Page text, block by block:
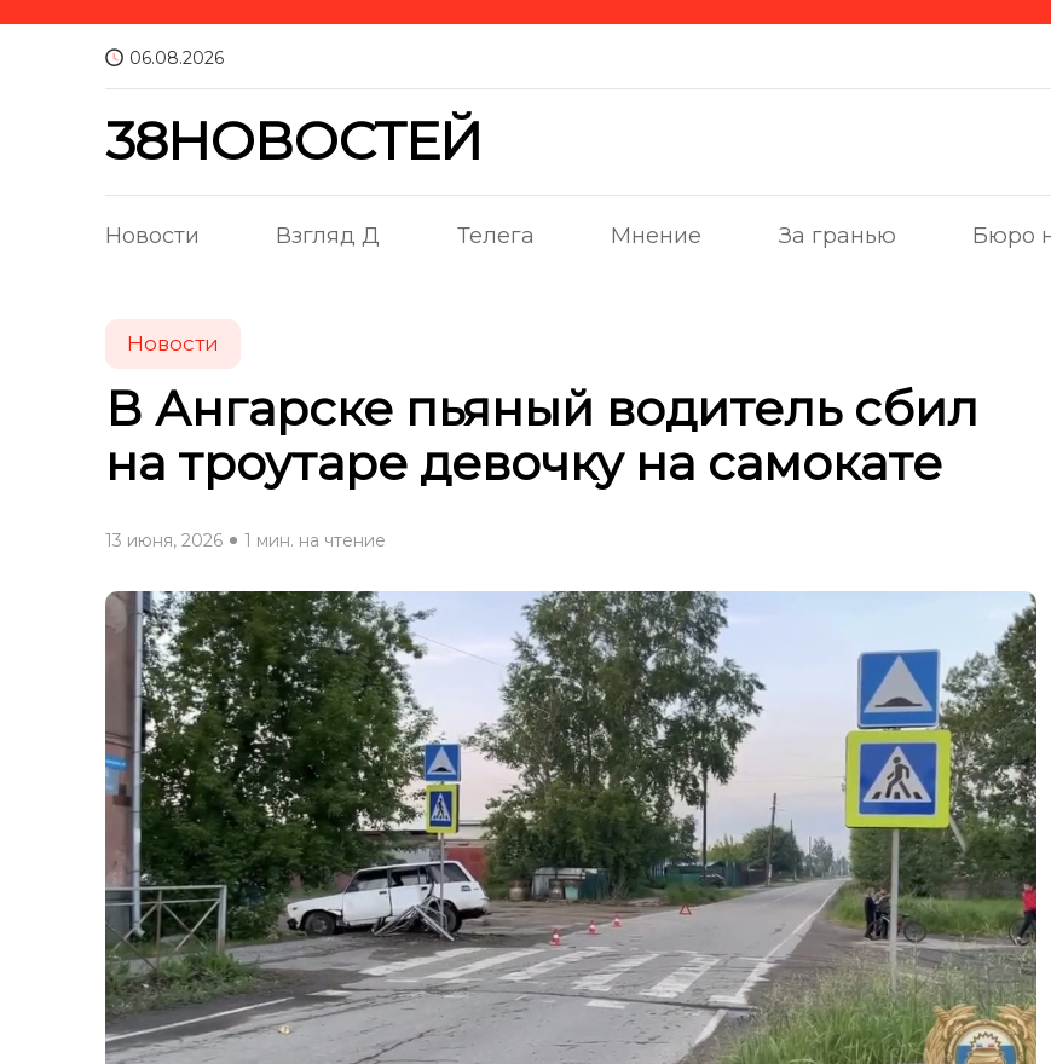
06.08.2026
38НОВОСТЕЙ
Новости Взгляд Д Телега Мнение За гранью Бюро
Новости
В Ангарске пьяный водитель сбил
на троутаре девочку на самокате
13 июня, 2026 1 мин. на чтение